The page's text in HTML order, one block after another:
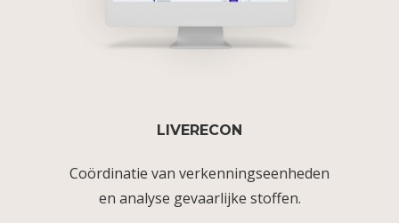
LIVERECON
Coördinatie van verkenningseenheden
en analyse gevaarlijke stoffen.